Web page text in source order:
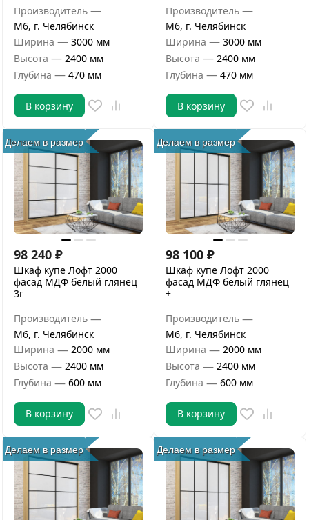
Производитель —
М6, г. Челябинск
Ширина — 3000 мм
Высота — 2400 мм
Глубина — 470 мм
В корзину
Производитель —
М6, г. Челябинск
Ширина — 3000 мм
Высота — 2400 мм
Глубина — 470 мм
В корзину
Делаем в размер
98 240 ₽
Шкаф купе Лофт 2000
фасад МДФ белый глянец
3г
Производитель —
М6, г. Челябинск
Ширина — 2000 мм
Высота — 2400 мм
Глубина — 600 мм
В корзину
Делаем в размер
98 100 ₽
Шкаф купе Лофт 2000
фасад МДФ белый глянец
+
Производитель —
М6, г. Челябинск
Ширина — 2000 мм
Высота — 2400 мм
Глубина — 600 мм
В корзину
Делаем в размер Делаем в размер